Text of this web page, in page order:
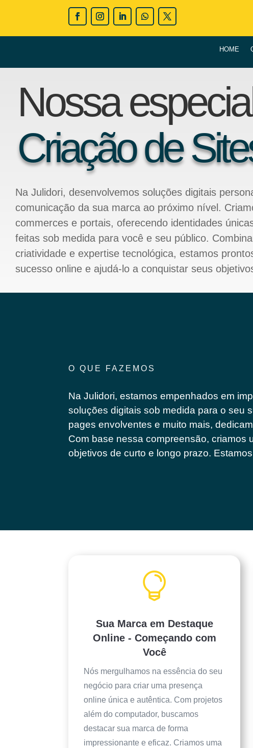
HOME
Nossa
Criação de
Na Julidori, desenvolvemos soluções digitais
comunicação da sua marca ao próximo nível.
commerces e portais, oferecendo identidades
feitas sob medida para você e seu público.
criatividade e expertise tecnológica, estamos
sucesso online e ajudá-lo a conquistar seus
O QUE FAZEMOS
Na Julidori, estamos empenhados em
soluções digitais sob medida para o seu
pages envolventes e muito mais,
Com base nessa compreensão, criamos
objetivos de curto e longo prazo.

Sua Marca em Destaque
Online - Começando com
Você
Nós mergulhamos na essência do seu
negócio para criar uma presença
online única e autêntica. Com projetos
além do computador, buscamos
destacar sua marca de forma
impressionante e eficaz. Criamos uma